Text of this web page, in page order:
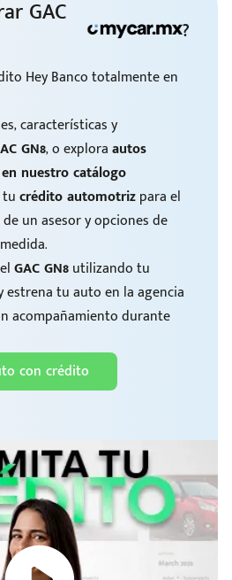
GAC
?
Hey Banco totalmente en
características y
GN8, o exploraautos
nuestro catálogo
crédito automotrizpara el
un asesor y opciones de
GAC GN8utilizando tu
tu auto en la agencia
acompañamiento durante
con crédito